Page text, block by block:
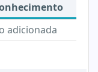
adicionada